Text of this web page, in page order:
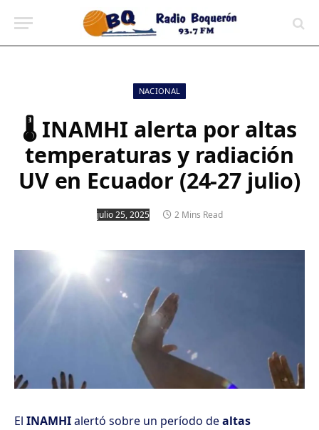
NACIONAL
🌡️ INAMHI alerta por altas
temperaturas y radiación
UV en Ecuador (24-27 julio)
julio 25, 2025 2 Mins Read
El INAMHIalertó sobre un período dealtas